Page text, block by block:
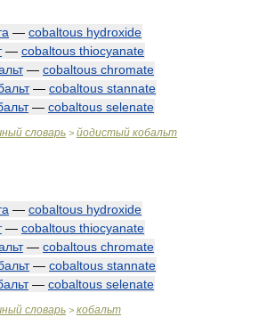
— cobaltous hydroxide
— cobaltous thiocyanate
— cobaltous chromate
— cobaltous stannate
— cobaltous selenate
словарь > йодистый кобальт
— cobaltous hydroxide
— cobaltous thiocyanate
— cobaltous chromate
— cobaltous stannate
— cobaltous selenate
словарь > кобальт